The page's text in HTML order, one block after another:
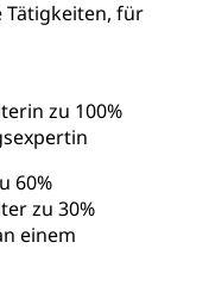
Tätigkeiten, für
zu 100%
60%
zu 30%
einem
Luzern)
Luzern)
Luzern)